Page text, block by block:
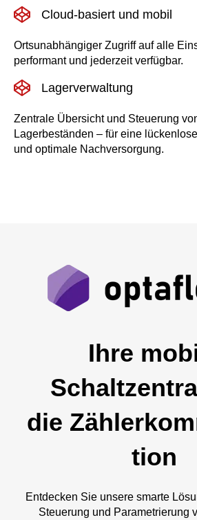
Cloud-basiert und mobil
Ortsunabhängiger Zugriff auf alle
performant und jederzeit verfügbar.
Lagerverwaltung
Zentrale Übersicht und Steuerung
Lagerbeständen – für eine
und optimale Nachversorgung.
Ihre
die
tion
Entdecken Sie unsere smarte
Steuerung und Parametrierung